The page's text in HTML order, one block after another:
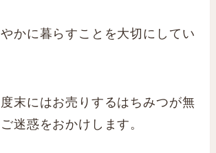
かに暮らすことを大切にしてい
末にはお売りするはちみつが無
迷惑をおかけします。